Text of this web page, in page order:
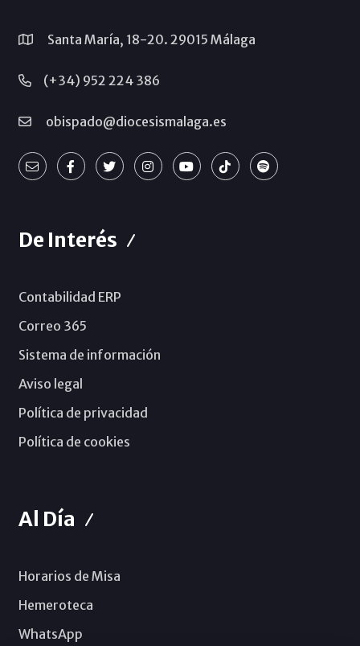
Santa María, 18-20. 29015 Málaga
(+34) 952 224 386
obispado@diocesismalaga.es
De Interés
Contabilidad ERP
Correo 365
Sistema de información
Aviso legal
Política de privacidad
Política de cookies
Al Día
Horarios de Misa
Hemeroteca
WhatsApp